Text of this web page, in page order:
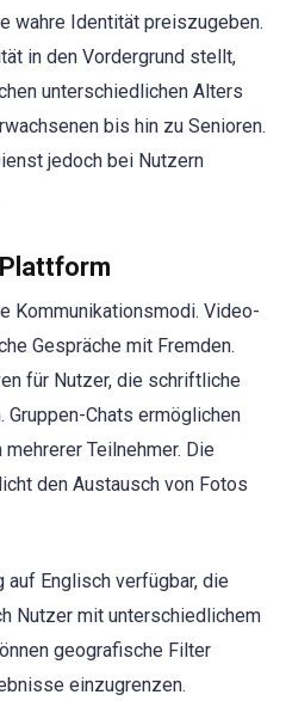
wahre Identität preiszugeben.
in den Vordergrund stellt,
unterschiedlichen Alters
bis hin zu Senioren.
jedoch bei Nutzern
Kommunikationsmodi. Video-
Gespräche mit Fremden.
für Nutzer, die schriftliche
Gruppen-Chats ermöglichen
Teilnehmer. Die
den Austausch von Fotos
Englisch verfügbar, die
Nutzer mit unterschiedlichem
geografische Filter
einzugrenzen.